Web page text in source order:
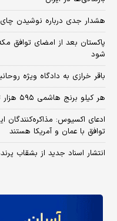
هشدار جدی درباره نوشیدن
پاکستان بعد از امضای توافق
شود
باقر خرازی به دادگاه ویژه
هر کیلو برنج هاشمی ۵۹۵ هزار تومان شد/ قیمت جدید برنج در بازار
ادعای اکسیوس: مذاکره‌کنندگان
توافق با عمان و آمریکا هستند
انتشار اسناد جدید از بشقاب